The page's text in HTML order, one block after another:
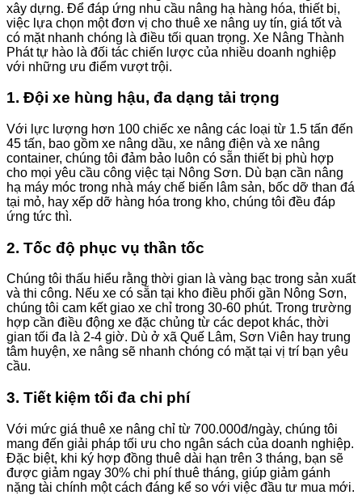
xây dựng. Để đáp ứng nhu cầu nâng hạ hàng hóa, thiết bị,
việc lựa chọn một đơn vị cho thuê xe nâng uy tín, giá tốt và
có mặt nhanh chóng là điều tối quan trọng. Xe Nâng Thành
Phát tự hào là đối tác chiến lược của nhiều doanh nghiệp
với những ưu điểm vượt trội.
1. Đội xe hùng hậu, đa dạng tải trọng
Với lực lượng hơn 100 chiếc xe nâng các loại từ 1.5 tấn đến
45 tấn, bao gồm xe nâng dầu, xe nâng điện và xe nâng
container, chúng tôi đảm bảo luôn có sẵn thiết bị phù hợp
cho mọi yêu cầu công việc tại Nông Sơn. Dù bạn cần nâng
hạ máy móc trong nhà máy chế biến lâm sản, bốc dỡ than đá
tại mỏ, hay xếp dỡ hàng hóa trong kho, chúng tôi đều đáp
ứng tức thì.
2. Tốc độ phục vụ thần tốc
Chúng tôi thấu hiểu rằng thời gian là vàng bạc trong sản xuất
và thi công. Nếu xe có sẵn tại kho điều phối gần Nông Sơn,
chúng tôi cam kết giao xe chỉ trong 30-60 phút. Trong trường
hợp cần điều động xe đặc chủng từ các depot khác, thời
gian tối đa là 2-4 giờ. Dù ở xã Quế Lâm, Sơn Viên hay trung
tâm huyện, xe nâng sẽ nhanh chóng có mặt tại vị trí bạn yêu
cầu.
3. Tiết kiệm tối đa chi phí
Với mức giá thuê xe nâng chỉ từ 700.000đ/ngày, chúng tôi
mang đến giải pháp tối ưu cho ngân sách của doanh nghiệp.
Đặc biệt, khi ký hợp đồng thuê dài hạn trên 3 tháng, bạn sẽ
được giảm ngay 30% chi phí thuê tháng, giúp giảm gánh
nặng tài chính một cách đáng kể so với việc đầu tư mua mới.